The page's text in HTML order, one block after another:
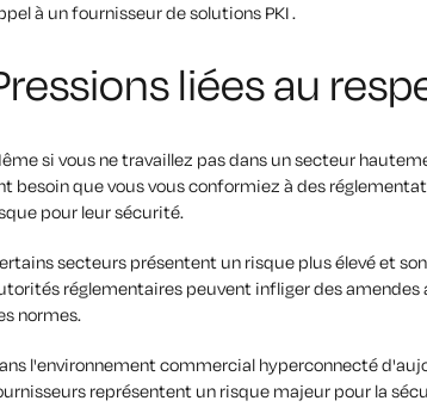
à un fournisseur de solutions PKI .
liées au
si vous ne travaillez pas dans un secteur
besoin que vous vous conformiez à des
pour leur sécurité.
secteurs présentent un risque plus élevé et
réglementaires peuvent infliger des
normes.
l'environnement commercial hyperconnecté
représentent un risque majeur pour la